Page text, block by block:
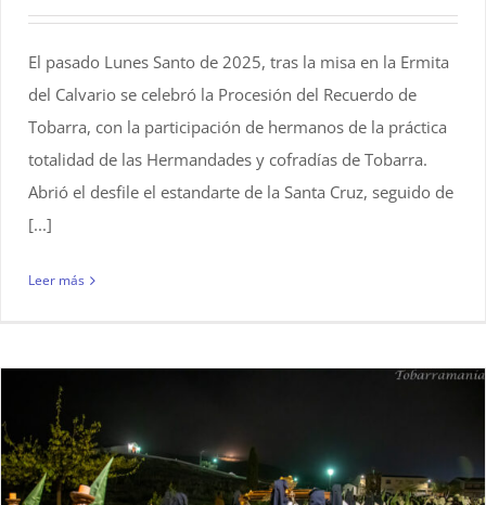
El pasado Lunes Santo de 2025, tras la misa en la Ermita
del Calvario se celebró la Procesión del Recuerdo de
Tobarra, con la participación de hermanos de la práctica
totalidad de las Hermandades y cofradías de Tobarra.
Abrió el desfile el estandarte de la Santa Cruz, seguido de
[...]
Leer más